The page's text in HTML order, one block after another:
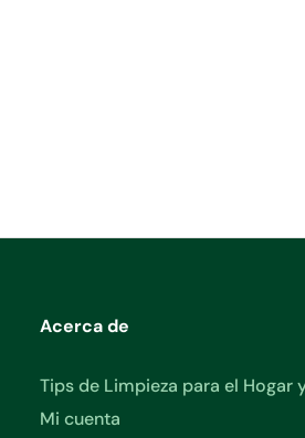
Acerca de
Tips de Limpieza para el Hogar
Mi cuenta